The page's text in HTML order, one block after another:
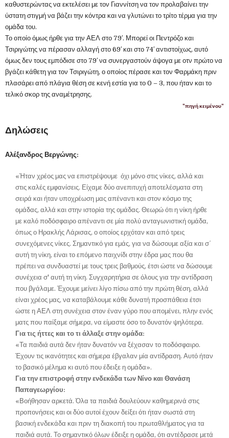
καθυστερώντας να εκτελέσει με τον Γιαννίτση να τον προλαβαίνει την
ύστατη στιγμή να βάζει την κόντρα και να γλυτώνει το τρίτο τέρμα για την
ομάδα του.
Το οποίο όμως ήρθε για την ΑΕΛ στο 79′. Μπορεί οι Πεντρόζο και
Τσιριγώτης να πέρασαν αλλαγή στο 69′ και στο 74′ αντιστοίχως, αυτό
όμως δεν τους εμπόδισε στο 79′ να συνεργαστούν άψογα με οτν πρώτο να
βγάζει κάθετη για τον Τσιριγώτη, ο οποίος πέρασε και τον Φαρμάκη πριν
πλασάρει από πλάγια θέση σε κενή εστία για το 0 – 3, που ήταν και το
τελικό σκορ της αναμέτρησης.
"πηγή κειμένου"
Δηλώσεις
Αλέξανδρος Βεργώνης:
«Ήταν χρέος μας να επιστρέψουμε όχι μόνο στις νίκες, αλλά και
στις καλές εμφανίσεις. Είχαμε δύο ανεπιτυχή αποτελέσματα στη
σειρά και ήταν υποχρέωση μας απέναντι και στον κόσμο της
ομάδας, αλλά και στην ιστορία της ομάδας. Θεωρώ ότι η νίκη ήρθε
με καλό ποδόσφαιρο απέναντι σε μία πολύ ανταγωνιστική ομάδα,
όπως ο Ηρακλής Λάρισας, ο οποίος ερχόταν και από τρεις
συνεχόμενες νίκες. Σημαντικό για εμάς, για να δώσουμε αξία και σ΄
αυτή τη νίκη, είναι το επόμενο παιχνίδι στην έδρα μας που θα
πρέπει να συνδυαστεί με τους τρεις βαθμούς, έτσι ώστε να δώσουμε
συνέχεια σ' αυτή τη νίκη. Συγχαρητήρια σε όλους για την αντίδραση
που βγάλαμε. Έχουμε μείνει λίγο πίσω από την πρώτη θέση, αλλά
είναι χρέος μας, να καταβάλουμε κάθε δυνατή προσπάθεια έτσι
ώστε η ΑΕΛ στη συνέχεια στον έναν γύρο που απομένει, πλην ενός
ματς που παίξαμε σήμερα, να είμαστε όσο το δυνατόν ψηλότερα.
Για τις ήττες και το τι άλλαξε στην ομάδα:
«Τα παιδιά αυτά δεν ήταν δυνατόν να ξέχασαν το ποδόσφαιρο.
Έχουν τις ικανότητες και σήμερα έβγαλαν μία αντίδραση. Αυτό ήταν
το βασικό μέλημα κι αυτό που έδειξε η ομάδα».
Για την επιστροφή στην ενδεκάδα των Νίνο και Θανάση
Παπαγεωργίου:
«Βοήθησαν αρκετά. Όλα τα παιδιά δουλεύουν καθημερινά στις
προπονήσεις και οι δύο αυτοί έχουν δείξει ότι ήταν σωστά στη
βασική ενδεκάδα και πριν τη διακοπή του πρωταθλήματος για τα
παιδιά αυτά. Το σημαντικό όλων έδειξε η ομάδα, ότι αντέδρασε μετά